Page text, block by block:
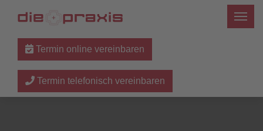
Termin online vereinbaren
Termin telefonisch vereinbaren